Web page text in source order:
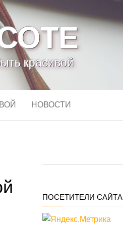
красивой
НОВОСТИ
ПОСЕТИТЕЛИ САЙТА